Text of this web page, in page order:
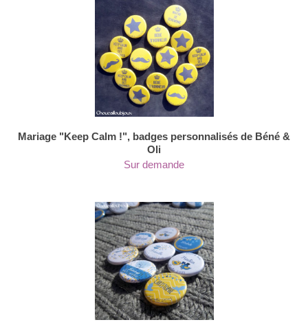
Mariage "Keep Calm !", badges personnalisés de Béné &
Oli
Sur demande